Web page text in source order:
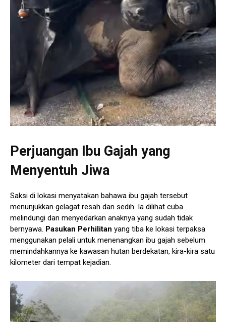
Perjuangan Ibu Gajah yang
Menyentuh Jiwa
Saksi di lokasi menyatakan bahawa ibu gajah tersebut
menunjukkan gelagat resah dan sedih. Ia dilihat cuba
melindungi dan menyedarkan anaknya yang sudah tidak
bernyawa. Pasukan Perhilitan yang tiba ke lokasi terpaksa
menggunakan pelali untuk menenangkan ibu gajah sebelum
memindahkannya ke kawasan hutan berdekatan, kira-kira satu
kilometer dari tempat kejadian.